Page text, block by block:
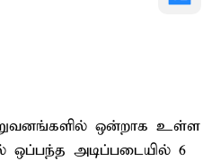
ஒன்றாக உள்ள
ஒப்பந்த அடிப்படையில் 6